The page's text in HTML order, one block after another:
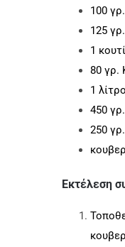
100
125
1
80 γρ.
1
450
250
Εκτέλεση